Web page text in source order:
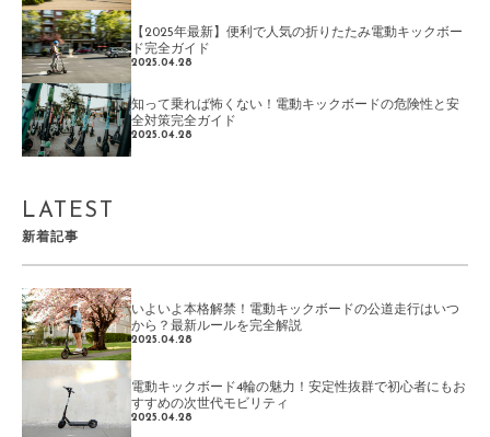
【2025年最新】便利で人気の折りたたみ電動キックボー
ド完全ガイド
2025.04.28
知って乗れば怖くない！電動キックボードの危険性と安
全対策完全ガイド
2025.04.28
LATEST
新着記事
いよいよ本格解禁！電動キックボードの公道走行はいつ
から？最新ルールを完全解説
2025.04.28
電動キックボード4輪の魅力！安定性抜群で初心者にもお
すすめの次世代モビリティ
2025.04.28